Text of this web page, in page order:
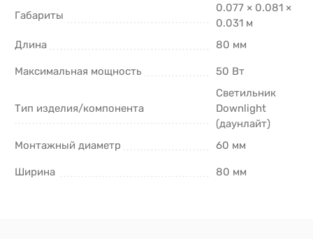
Габариты
0.077 × 0.081 ×
0.031 м
Длина
80 мм
Максимальная мощность 50 Вт
Тип изделия/компонента
Светильник
Downlight
(даунлайт)
Монтажный диаметр
60 мм
Ширина 80 мм